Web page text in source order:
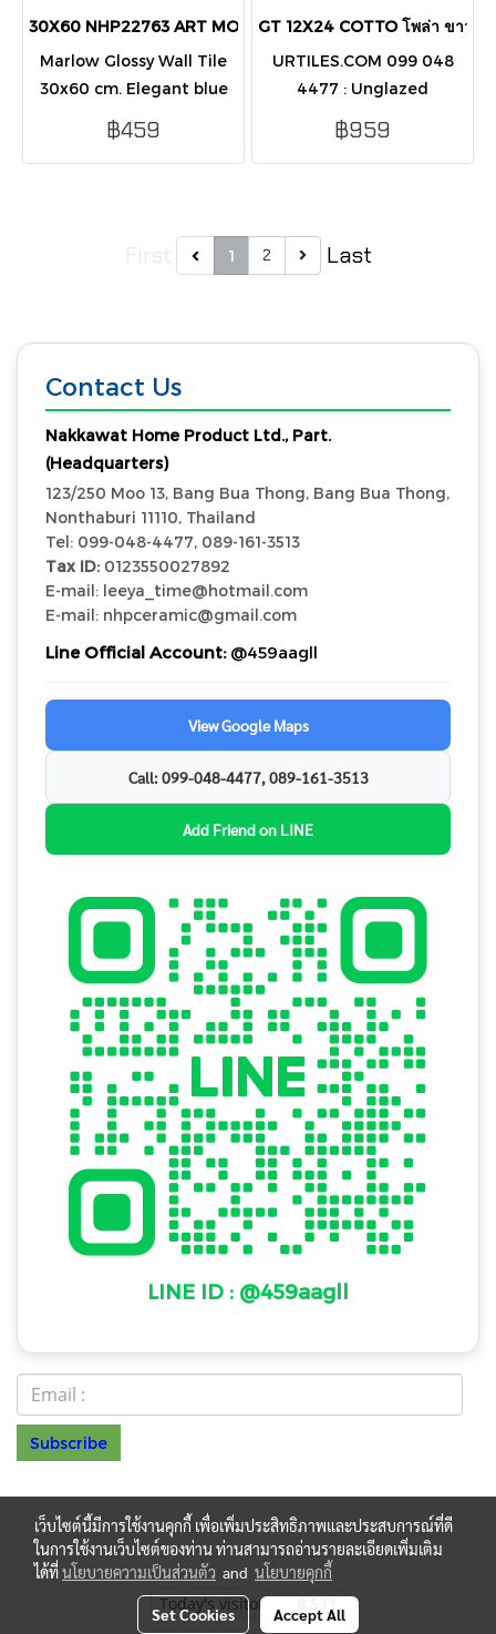
30X60 NHP22763 ART MORROW BLUE GLOSSY
Marlow Glossy Wall Tile
30x60 cm. Elegant blue
finish, ideal for
indoor/outdoor use.
฿459
GT 12X24 COTTO โพล่า ขาว (
URTILES.COM 099 048
4477 : Unglazed
Porcelain กระเบื้องจาก
แบรนด์ COTTO ที่ผ่านการ
POLAR WHITE (NANO)
฿959
1 2 Last
Contact Us
Nakkawat Home Product Ltd., Part.
(Headquarters)
123/250 Moo 13, Bang Bua Thong, Bang Bua Thong,
Nonthaburi 11110, Thailand
Tel: 099-048-4477, 089-161-3513
Tax ID: 0123550027892
E-mail: leeya_time@hotmail.com
E-mail: nhpceramic@gmail.com
Line Official Account:@459aagll
View Google Maps
Call: 099-048-4477, 089-161-3513
Add Friend on LINE
LINE ID : @459aagll
Subscribe
© Copyright 2022 All Rights Reserved
NAKAWAT
HOME PRODUCT LIMITED PARTNERSHIP รหัสประจำ
ตำผู้เสียภาษี 0123550027892 โทร.099 048 4477
Today's visitor
เว็บไซต์นี้มีการใช้งานคุกกี้ เพื่อเพิ่มประสิทธิภาพและประสบการณ์ที่ดี
ในการใช้งานเว็บไซต์ของท่าน ท่านสามารถอ่านรายละเอียดเพิ่มเติม
ได้ที่นโยบายความเป็นส่วนตัว and นโยบายคุกกี้
Set Cookies Accept All